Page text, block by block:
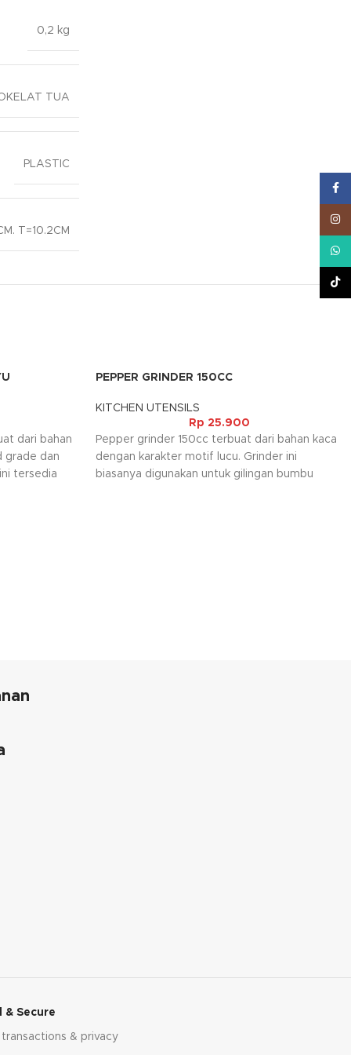
0,2 kg
TUA
PLASTIC
T=10.2CM
dari bahan
grade dan
tersedia
PEPPER GRINDER 150CC
KITCHEN UTENSILS
Rp 25.900
Pepper grinder 150cc terbuat dari bahan kaca
dengan karakter motif lucu. Grinder ini
biasanya digunakan untuk gilingan bumbu
& Secure
& privacy